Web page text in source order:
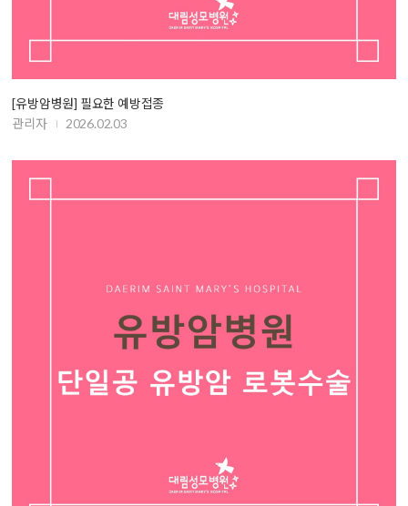
[유방암병원] 필요한 예방접종
관리자
2026.02.03